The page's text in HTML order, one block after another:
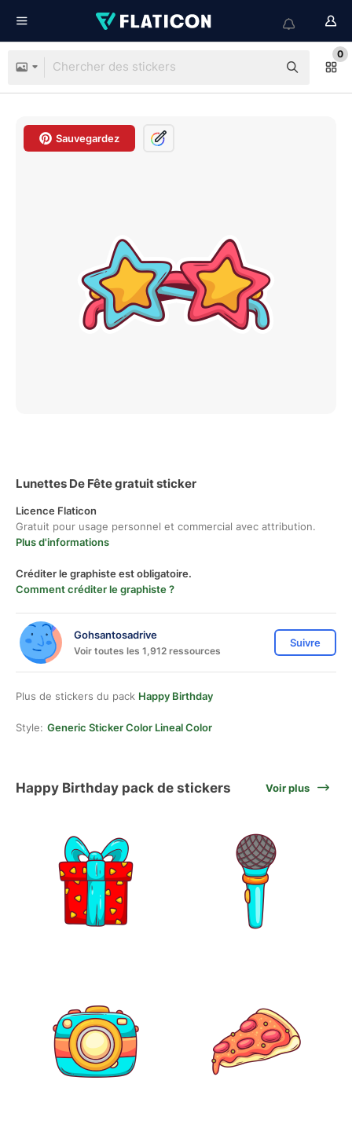
0
Sauvegardez
Lunettes De Fête gratuit sticker
Licence Flaticon
Gratuit pour usage personnel et commercial avec attribution.
Plus d'informations
Créditer le graphiste est obligatoire.
Comment créditer le graphiste ?
Gohsantosadrive
Voir toutes les 1,912 ressources
Suivre
Plus de stickers du pack Happy Birthday
Style: Generic Sticker Color Lineal Color
Happy Birthday pack de stickers Voir plus